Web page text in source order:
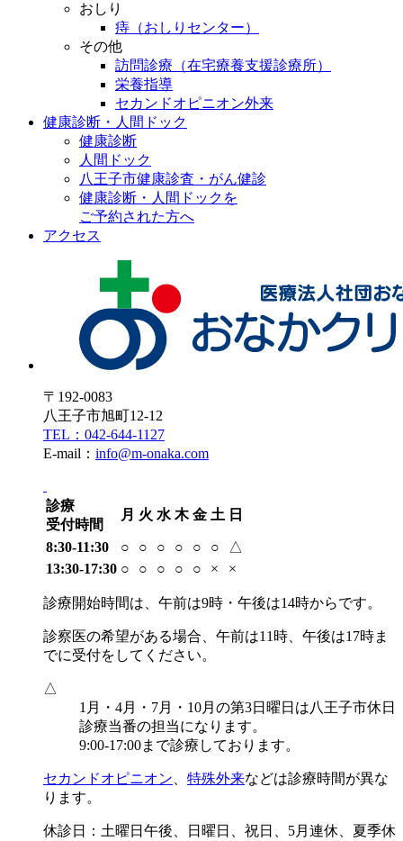
おしり
痔（おしりセンター）
その他
訪問診療（在宅療養支援診療所）
栄養指導
セカンドオピニオン外来
健康診断・人間ドック
健康診断
人間ドック
八王子市健康診査・がん健診
健康診断・人間ドックを
ご予約された方へ
アクセス
〒192-0083
八王子市旭町12-12
TEL：042-644-1127
E-mail： info@m-onaka.com
診療
受付時間
月 火 水 木 金 土 日
8:30-11:30 ○ ○ ○ ○ ○ ○
△
13:30-17:30 ○ ○ ○ ○ ○ × ×
診療開始時間は、午前は9時・午後は14時からです。
診察医の希望がある場合、午前は11時、午後は17時ま
でに受付をしてください。
△
1月・4月・7月・10月の第3日曜日は八王子市休日
診療当番の担当になります。
9:00-17:00まで診療しております。
セカンドオピニオン 特殊外来などは診療時間が異な
ります。
休診日：土曜日午後、日曜日、祝日、5月連休、夏季休